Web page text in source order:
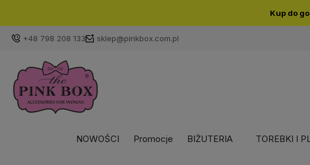
Kup do
+48 798 208 133 sklep@pinkbox.com.pl
NOWOŚCI Promocje BIŻUTERIA TOREBKI I